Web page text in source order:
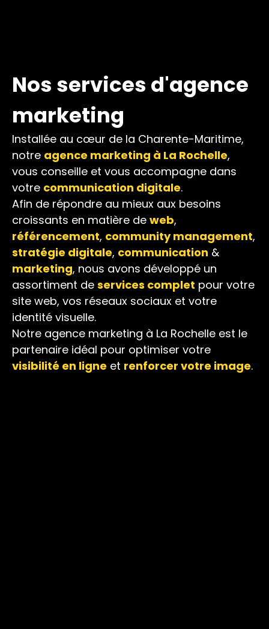
Nos services d'agence
marketing
Installée au cœur de la Charente-Maritime,
notre agence marketing à La Rochelle,
vous conseille et vous accompagne dans
votre communication digitale.
Afin de répondre au mieux aux besoins
croissants en matière de web,
référencement, community management,
stratégie digitale, communication &
marketing, nous avons développé un
assortiment de services complet pour votre
site web, vos réseaux sociaux et votre
identité visuelle.
Notre agence marketing à La Rochelle est le
partenaire idéal pour optimiser votre
visibilité en ligne et renforcer votre image.